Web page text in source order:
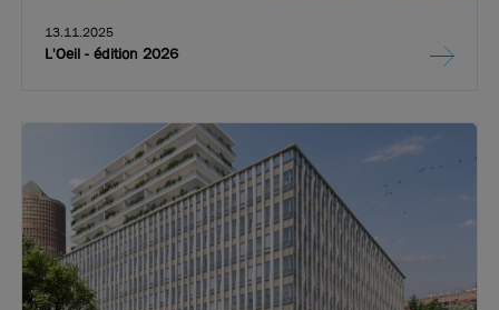
13.11.2025
L'Oeil - édition 2026